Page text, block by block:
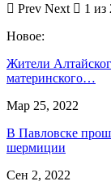
Prev Next
1 из
Новое:
Жители
материнского…
Мар 25, 2022
В Павловске
шермиции
Сен 2, 2022